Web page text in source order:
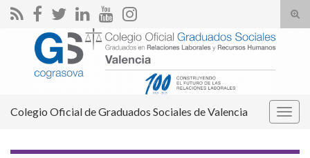
el
Search for:
Colegio Oficial de Graduados Sociales de Valencia